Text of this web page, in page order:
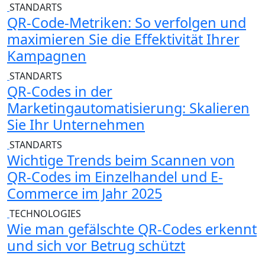
STANDARTS
QR-Code-Metriken: So verfolgen und
maximieren Sie die Effektivität Ihrer
Kampagnen
STANDARTS
QR-Codes in der
Marketingautomatisierung: Skalieren
Sie Ihr Unternehmen
STANDARTS
Wichtige Trends beim Scannen von
QR-Codes im Einzelhandel und E-
Commerce im Jahr 2025
TECHNOLOGIES
Wie man gefälschte QR-Codes erkennt
und sich vor Betrug schützt